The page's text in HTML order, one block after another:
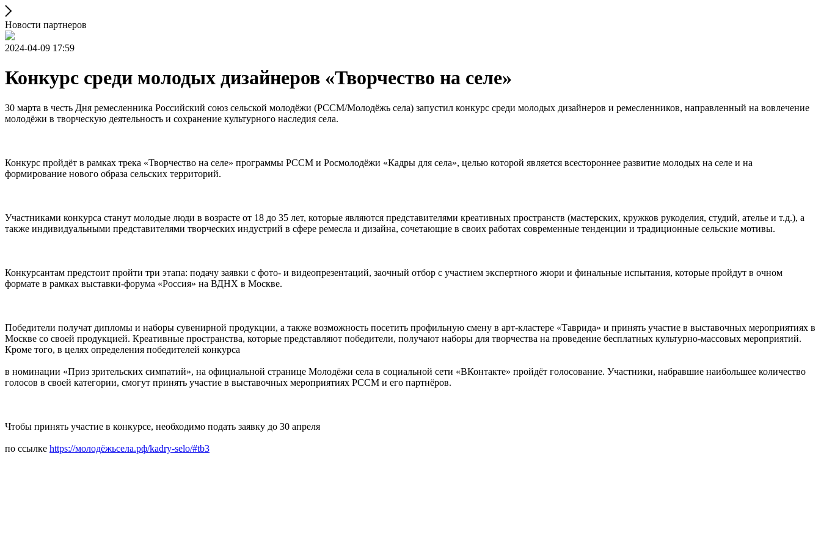
Новости партнеров
2024-04-09 17:59
Конкурс среди молодых дизайнеров «Творчество на селе»
30 марта в честь Дня ремесленника Российский союз сельской молодёжи (РССМ/Молодёжь села) запустил конкурс среди молодых дизайнеров и ремесленников, направленный на вовлечение
молодёжи в творческую деятельность и сохранение культурного наследия села.
Конкурс пройдёт в рамках трека «Творчество на селе» программы РССМ и Росмолодёжи «Кадры для села», целью которой является всестороннее развитие молодых на селе и на
формирование нового образа сельских территорий.
Участниками конкурса станут молодые люди в возрасте от 18 до 35 лет, которые являются представителями креативных пространств (мастерских, кружков рукоделия, студий, ателье и т.д.), а
также индивидуальными представителями творческих индустрий в сфере ремесла и дизайна, сочетающие в своих работах современные тенденции и традиционные сельские мотивы.
Конкурсантам предстоит пройти три этапа: подачу заявки с фото- и видеопрезентаций, заочный отбор с участием экспертного жюри и финальные испытания, которые пройдут в очном
формате в рамках выставки-форума «Россия» на ВДНХ в Москве.
Победители получат дипломы и наборы сувенирной продукции, а также возможность посетить профильную смену в арт-кластере «Таврида» и принять участие в выставочных мероприятиях в
Москве со своей продукцией. Креативные пространства, которые представляют победители, получают наборы для творчества на проведение бесплатных культурно-массовых мероприятий.
Кроме того, в целях определения победителей конкурса
в номинации «Приз зрительских симпатий», на официальной странице Молодёжи села в социальной сети «ВКонтакте» пройдёт голосование. Участники, набравшие наибольшее количество
голосов в своей категории, смогут принять участие в выставочных мероприятиях РССМ и его партнёров.
Чтобы принять участие в конкурсе, необходимо подать заявку до 30 апреля
по ссылке https://молодёжьсела.рф/kadry-selo/#tb3